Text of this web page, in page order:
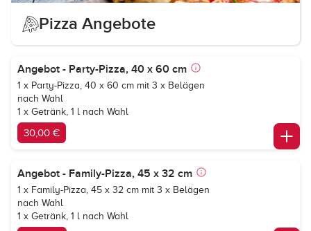
Pizza Angebote
Angebot - Party-Pizza, 40 x 60 cm
1 x Party-Pizza, 40 x 60 cm mit 3 x Belägen
nach Wahl
1 x Getränk, 1 l nach Wahl
30,00 €
Angebot - Family-Pizza, 45 x 32 cm
1 x Family-Pizza, 45 x 32 cm mit 3 x Belägen
nach Wahl
1 x Getränk, 1 l nach Wahl